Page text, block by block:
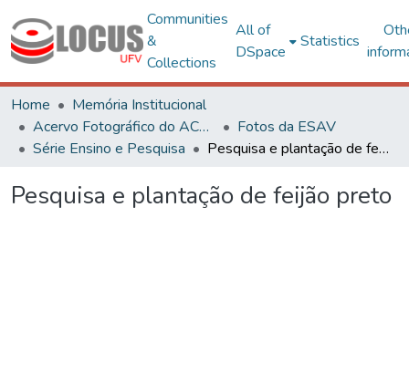
Communities
&
Collections
All of
DSpace
Statistics
Home
Memória Institucional
Acervo Fotográfico do ACH-UFV
Fotos da ESAV
Série Ensino e Pesquisa
Pesquisa e plantação de feijão preto
Pesquisa e plantação de feijão preto